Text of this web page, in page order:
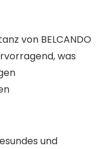
von BELCANDO
was
und